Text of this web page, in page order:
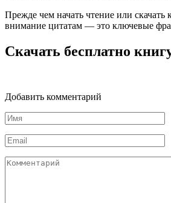
Прежде чем начать чтение или
внимание цитатам — это ключевые
Скачать бесплатно
Добавить комментарий
Имя
*
Email
*
Комментарий